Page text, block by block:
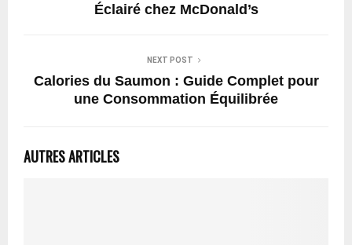
Éclairé chez McDonald’s
NEXT POST
Calories du Saumon : Guide Complet pour
une Consommation Équilibrée
AUTRES ARTICLES